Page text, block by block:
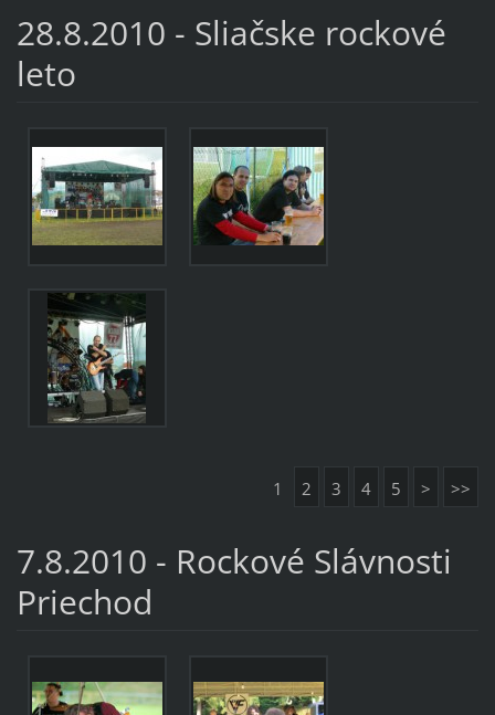
28.8.2010 - Sliačske rockové
leto
1 2 3 4 5 > >>
7.8.2010 - Rockové Slávnosti
Priechod